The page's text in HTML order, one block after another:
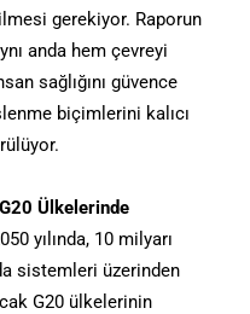
gerekiyor. Raporun
anda hem çevreyi
sağlığını güvence
biçimlerini kalıcı
Ülkelerinde
yılında, 10 milyarı
sistemleri üzerinden
G20 ülkelerinin